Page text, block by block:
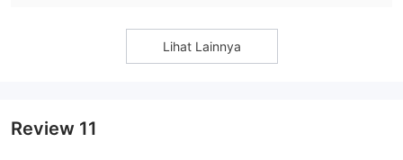
Lihat Lainnya
Review 11